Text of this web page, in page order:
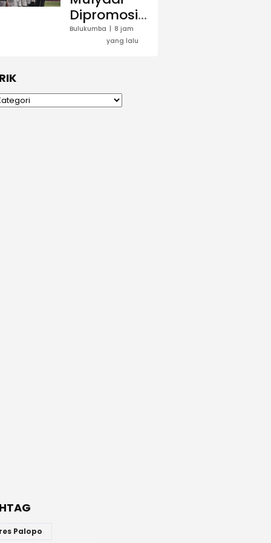
Dipromosi
Jadi Kabag
Ren, Polres
Sejumlah
Jabatan
Bulukumba
8 jam
yang lalu
Palopo